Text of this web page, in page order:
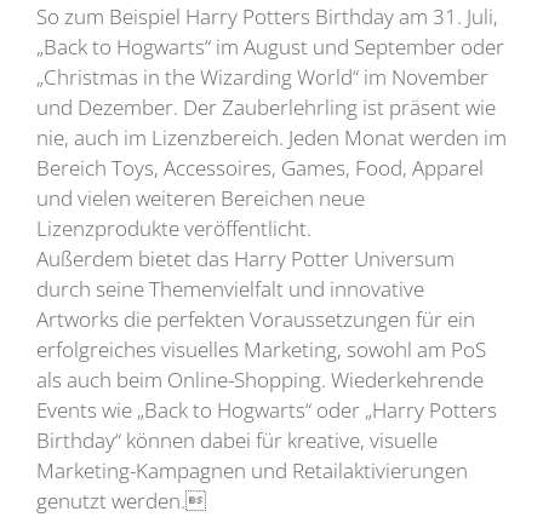
So zum Beispiel Harry Potters Birthday am 31. Juli,
„Back to Hogwarts“ im August und September oder
„Christmas in the Wizarding World“ im November
und Dezember. Der Zauberlehrling ist präsent wie
nie, auch im Lizenzbereich. Jeden Monat werden im
Bereich Toys, Accessoires, Games, Food, Apparel
und vielen weiteren Bereichen neue
Lizenzprodukte veröffentlicht.
Außerdem bietet das Harry Potter Universum
durch seine Themenvielfalt und innovative
Artworks die perfekten Voraussetzungen für ein
erfolgreiches visuelles Marketing, sowohl am PoS
als auch beim Online-Shopping. Wiederkehrende
Events wie „Back to Hogwarts“ oder „Harry Potters
Birthday“ können dabei für kreative, visuelle
Marketing-Kampagnen und Retailaktivierungen
genutzt werden.